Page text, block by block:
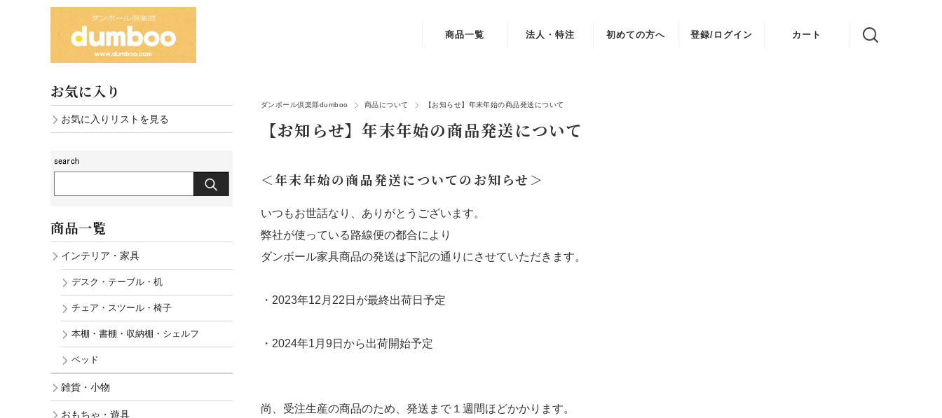
商品一覧
デスク・テーブル・机
チェア・スツール・椅子
おもちゃ・遊具
受付テーブル・受付台
法人・特注 初めての方へ 登録/ログイン カート
ダンボール倶楽部dumboo 商品について 【お知らせ】年末年始の商品発送について
【お知らせ】年末年始の商品発送について
＜年末年始の商品発送についてのお知らせ＞
いつもお世話なり、ありがとうございます。
弊社が使っている路線便の都合により
ダンボール家具商品の発送は下記の通りにさせていただきます。
・2023年12月22日が最終出荷日予定
・2024年1月9日から出荷開始予定
尚、受注生産の商品のため、発送まで１週間ほどかかります。
お気に入り
お気に入りリストを見る
商品一覧
インテリア・家具
デスク・テーブル・机
チェア・スツール・椅子
本棚・書棚・収納棚・シェルフ
ベッド
雑貨・小物
おもちゃ・遊具